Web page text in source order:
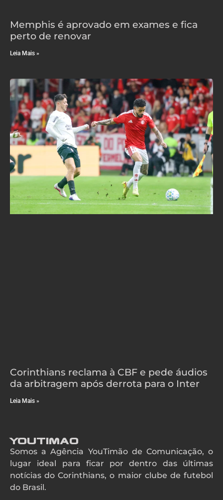
Memphis é aprovado em exames e fica
perto de renovar
Leia Mais »
Corinthians reclama à CBF e pede áudios
da arbitragem após derrota para o Inter
Leia Mais »
YouTimao
Somos a Agência YouTimão de Comunicação, o
lugar ideal para ficar por dentro das últimas
notícias do Corinthians, o maior clube de futebol
do Brasil.